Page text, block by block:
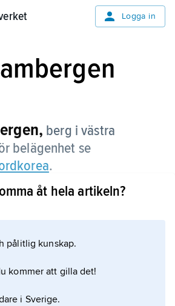
Logga in
berg i västra
belägenhet se
.
om artikeln
åt hela artikeln?
pålitlig kunskap.
kommer att gilla det!
i Sverige.